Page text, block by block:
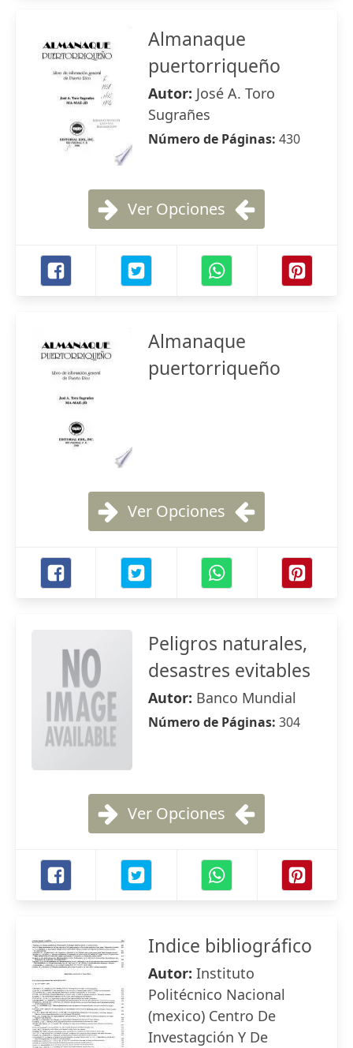
Almanaque
puertorriqueño
Autor: José A. Toro
Sugrañes
Número de Páginas: 430
Ver Opciones
Almanaque
puertorriqueño
Ver Opciones
Peligros naturales,
desastres evitables
Autor: Banco Mundial
Número de Páginas: 304
Ver Opciones
Indice bibliográfico
Autor: Instituto
Politécnico Nacional
(mexico) Centro De
Investagción Y De